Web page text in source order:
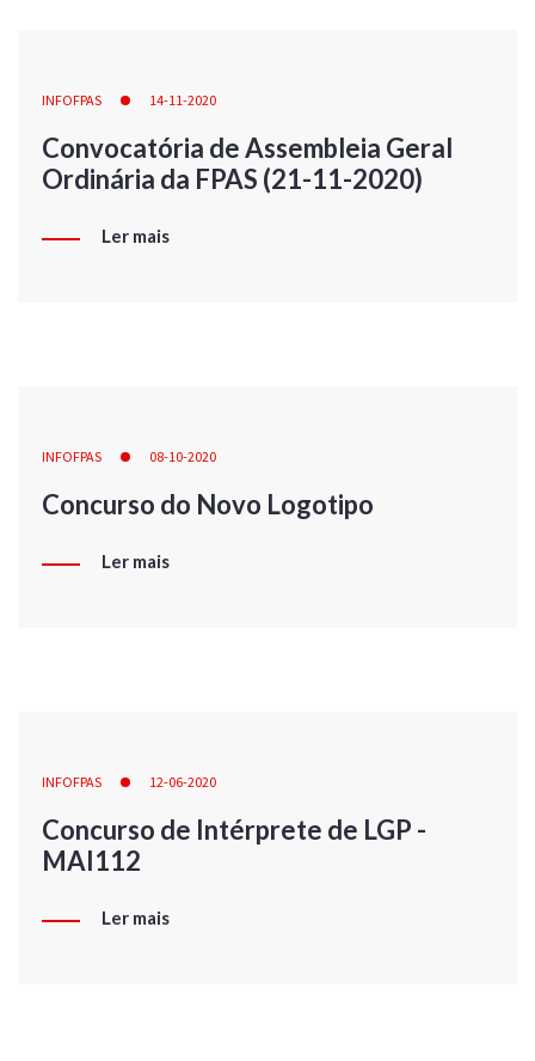
INFOFPAS 14-11-2020
Convocatória de Assembleia Geral
Ordinária da FPAS (21-11-2020)
Ler mais
INFOFPAS 08-10-2020
Concurso do Novo Logotipo
Ler mais
INFOFPAS 12-06-2020
Concurso de Intérprete de LGP -
MAI112
Ler mais